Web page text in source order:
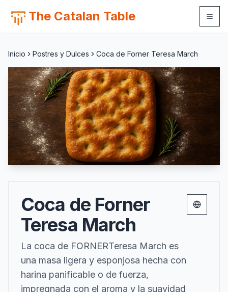
The Catalan Table
Inicio Postres y Dulces Coca de Forner Teresa March
Coca de Forner
Teresa March
La coca de FORNERTeresa March es
una masa ligera y esponjosa hecha con
harina panificable o de fuerza,
impregnada con el aroma y la suavidad
Change